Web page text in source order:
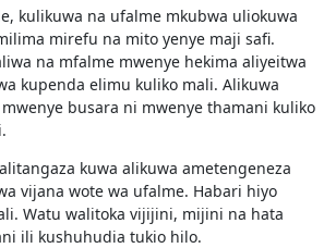
kulikuwa na ufalme mkubwa uliokuwa
mirefu na mito yenye maji safi.
na mfalme mwenye hekima aliyeitwa
kupenda elimu kuliko mali. Alikuwa
busara ni mwenye thamani kuliko
kuwa alikuwa ametengeneza
vijana wote wa ufalme. Habari hiyo
Watu walitoka vijijini, mijini na hata
ili kushuhudia tukio hilo.